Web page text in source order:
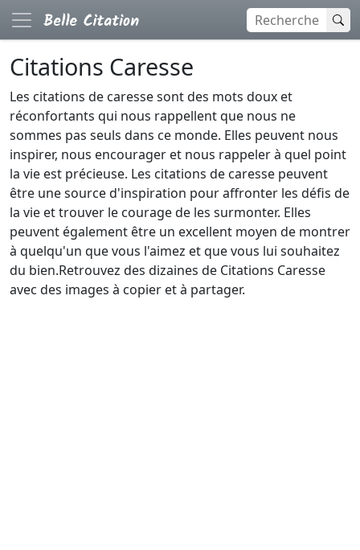
Citations Caresse
Les citations de caresse sont des mots doux et
réconfortants qui nous rappellent que nous ne
sommes pas seuls dans ce monde. Elles peuvent nous
inspirer, nous encourager et nous rappeler à quel point
la vie est précieuse. Les citations de caresse peuvent
être une source d'inspiration pour affronter les défis de
la vie et trouver le courage de les surmonter. Elles
peuvent également être un excellent moyen de montrer
à quelqu'un que vous l'aimez et que vous lui souhaitez
du bien.Retrouvez des dizaines de Citations Caresse
avec des images à copier et à partager.